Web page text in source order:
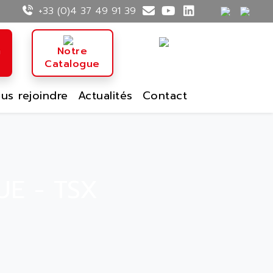
+33 (0)4 37 49 91 39
Notre
Catalogue
rejoindre Actualités Contact